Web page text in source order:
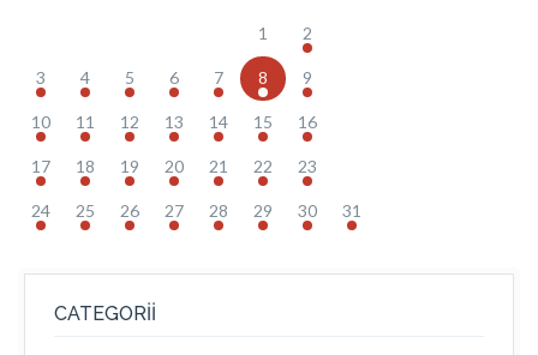
1 2
3 4 5 6 7 8 9
10 11 12 13 14 15 16
17 18 19 20 21 22 23
24 25 26 27 28 29 30 31
CATEGORII